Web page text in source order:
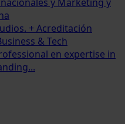
+ Acreditación
& Tech
en expertise in